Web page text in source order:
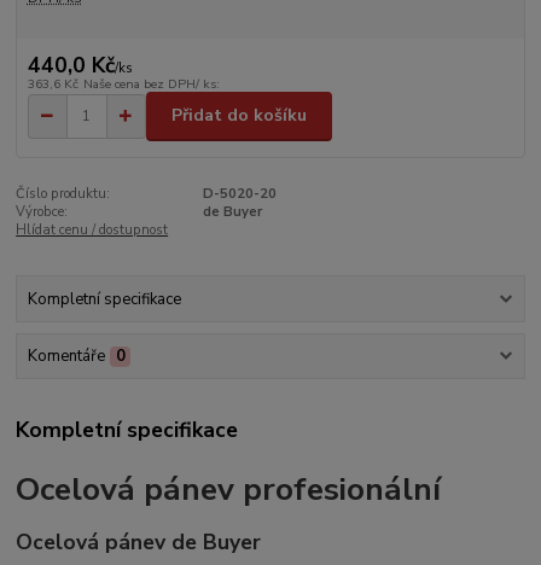
440,0 Kč/ks
363,6 Kč Naše cena bez DPH/ ks:
Přidat do košíku
Číslo produktu:
D-5020-20
Výrobce:
de Buyer
Hlídat cenu / dostupnost
Kompletní specifikace
Komentáře 0
Kompletní specifikace
Ocelová pánev profesionální
Ocelová pánev de Buyer